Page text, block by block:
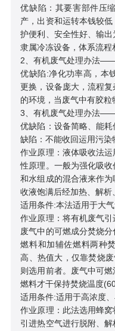
优缺陷：其要害部件压
产，出资和运转本钱较
护便利、安全性好、输
隶属冷冻设备，体系
2、有机废气处理办
优缺陷:净化功率高，本
更换，设备庞大，流程
的环境，当废气中有胶粒
3、有机废气处理办
优缺陷：设备简略、能耗
缺陷：不能收回运用
作业原理：液体吸收法
性原理。一般为强化吸
和水组成的混合液来作
收液饱满后经加热、
适用条件:本法适用于
作业原理：将有机废气
废气中的可燃成分焚烧
燃料和加辅佐燃料两种
高、热值大，仅靠焚烧
则选用前者。废气中可
燃料才干保持焚烧温
适用条件:适用于高浓度、
作业原理：此法选用蜂
引进热空气进行脱附、